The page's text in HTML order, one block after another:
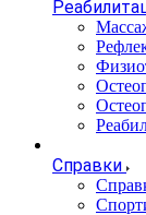
Справки